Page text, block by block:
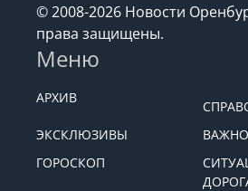
© 2008-2026 Новости
права защищены.
Меню
АРХИВ
ЭКСКЛЮЗИВЫ
ГОРОСКОП